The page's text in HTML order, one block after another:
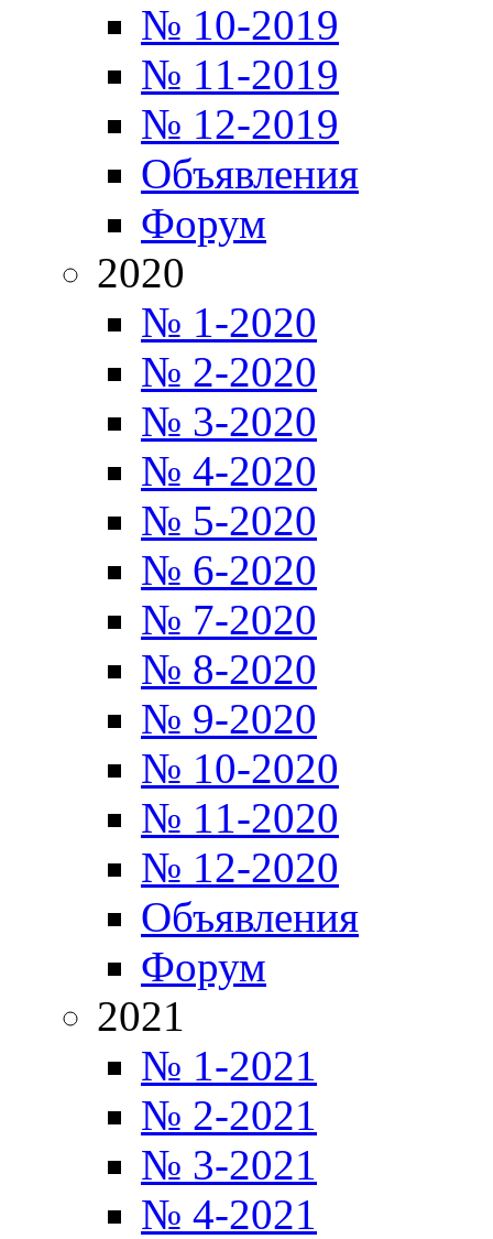
№ 10-2019
№ 11-2019
№ 12-2019
Объявления
Форум
2020
№ 1-2020
№ 2-2020
№ 3-2020
№ 4-2020
№ 5-2020
№ 6-2020
№ 7-2020
№ 8-2020
№ 9-2020
№ 10-2020
№ 11-2020
№ 12-2020
Объявления
Форум
2021
№ 1-2021
№ 2-2021
№ 3-2021
№ 4-2021